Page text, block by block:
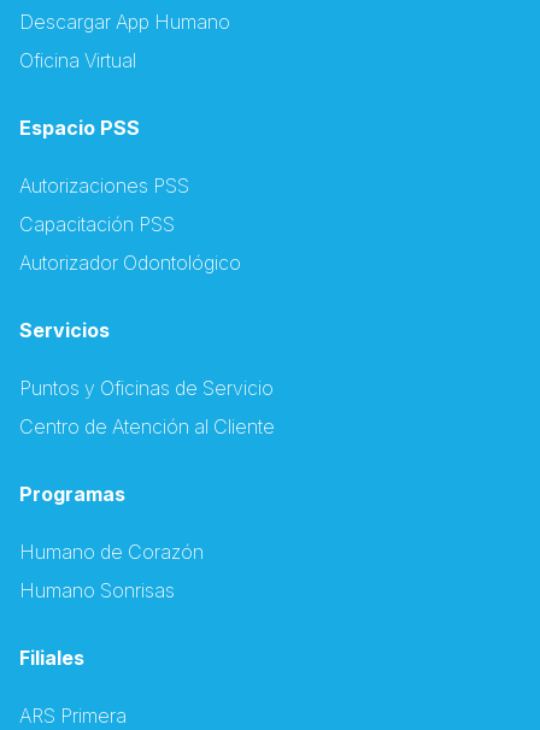
Descargar App Humano
Oficina Virtual
Espacio PSS
Autorizaciones PSS
Capacitación PSS
Autorizador Odontológico
Servicios
Puntos y Oficinas de Servicio
Centro de Atención al Cliente
Programas
Humano de Corazón
Humano Sonrisas
Filiales
ARS Primera